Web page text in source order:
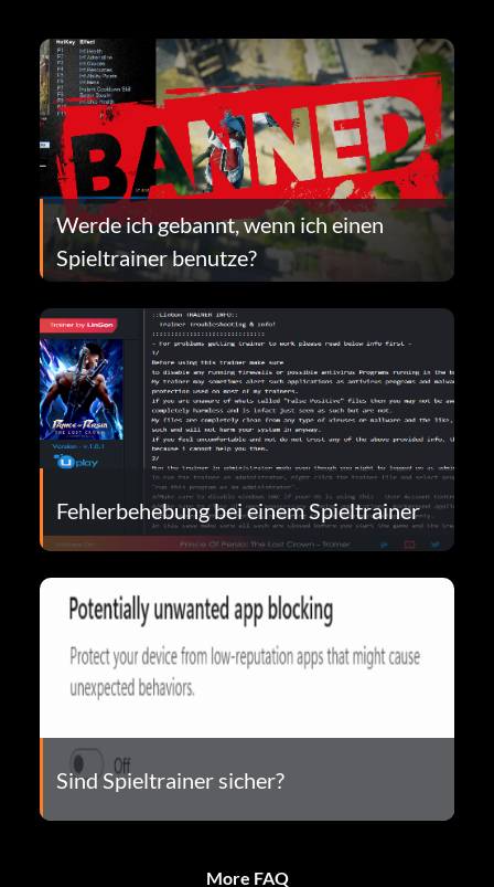
Werde ich gebannt, wenn ich einen
Spieltrainer benutze?
Fehlerbehebung bei einem Spieltrainer
Sind Spieltrainer sicher?
More FAQ